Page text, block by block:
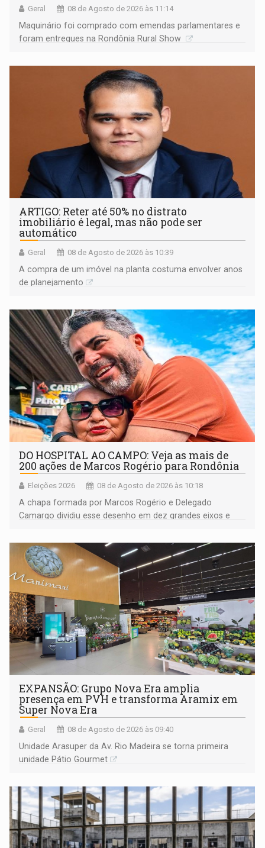
Geral 08 de Agosto de 2026 às 11:14
Maquinário foi comprado com emendas parlamentares e
foram entregues na Rondônia Rural Show
ARTIGO: Reter até 50% no distrato
imobiliário é legal, mas não pode ser
automático
Geral 08 de Agosto de 2026 às 10:39
A compra de um imóvel na planta costuma envolver anos
de planejamento
DO HOSPITAL AO CAMPO: Veja as mais de
200 ações de Marcos Rogério para Rondônia
Eleições 2026 08 de Agosto de 2026 às 10:18
A chapa formada por Marcos Rogério e Delegado
Camargo dividiu esse desenho em dez grandes eixos e
EXPANSÃO: Grupo Nova Era amplia
presença em PVH e transforma Aramix em
Super Nova Era
Geral 08 de Agosto de 2026 às 09:40
Unidade Arasuper da Av. Rio Madeira se torna primeira
unidade Pátio Gourmet